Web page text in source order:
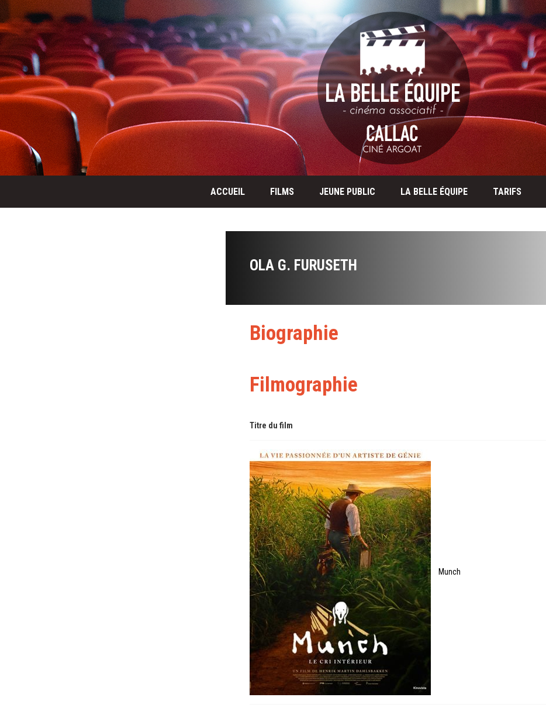
ACCUEIL FILMS JEUNE PUBLIC LA BELLE ÉQUIPE TARIFS
OLA G. FURUSETH
Biographie
Filmographie
Titre du film
Munch